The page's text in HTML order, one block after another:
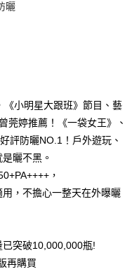
曬
小明星大跟班》節目、藝
莞婷推薦！《一袋女王》、
評防曬NO.1！戶外遊玩、
曬不黑。
，
，不擔心一整天在外曝曬
突破10,000,000瓶!
再購買